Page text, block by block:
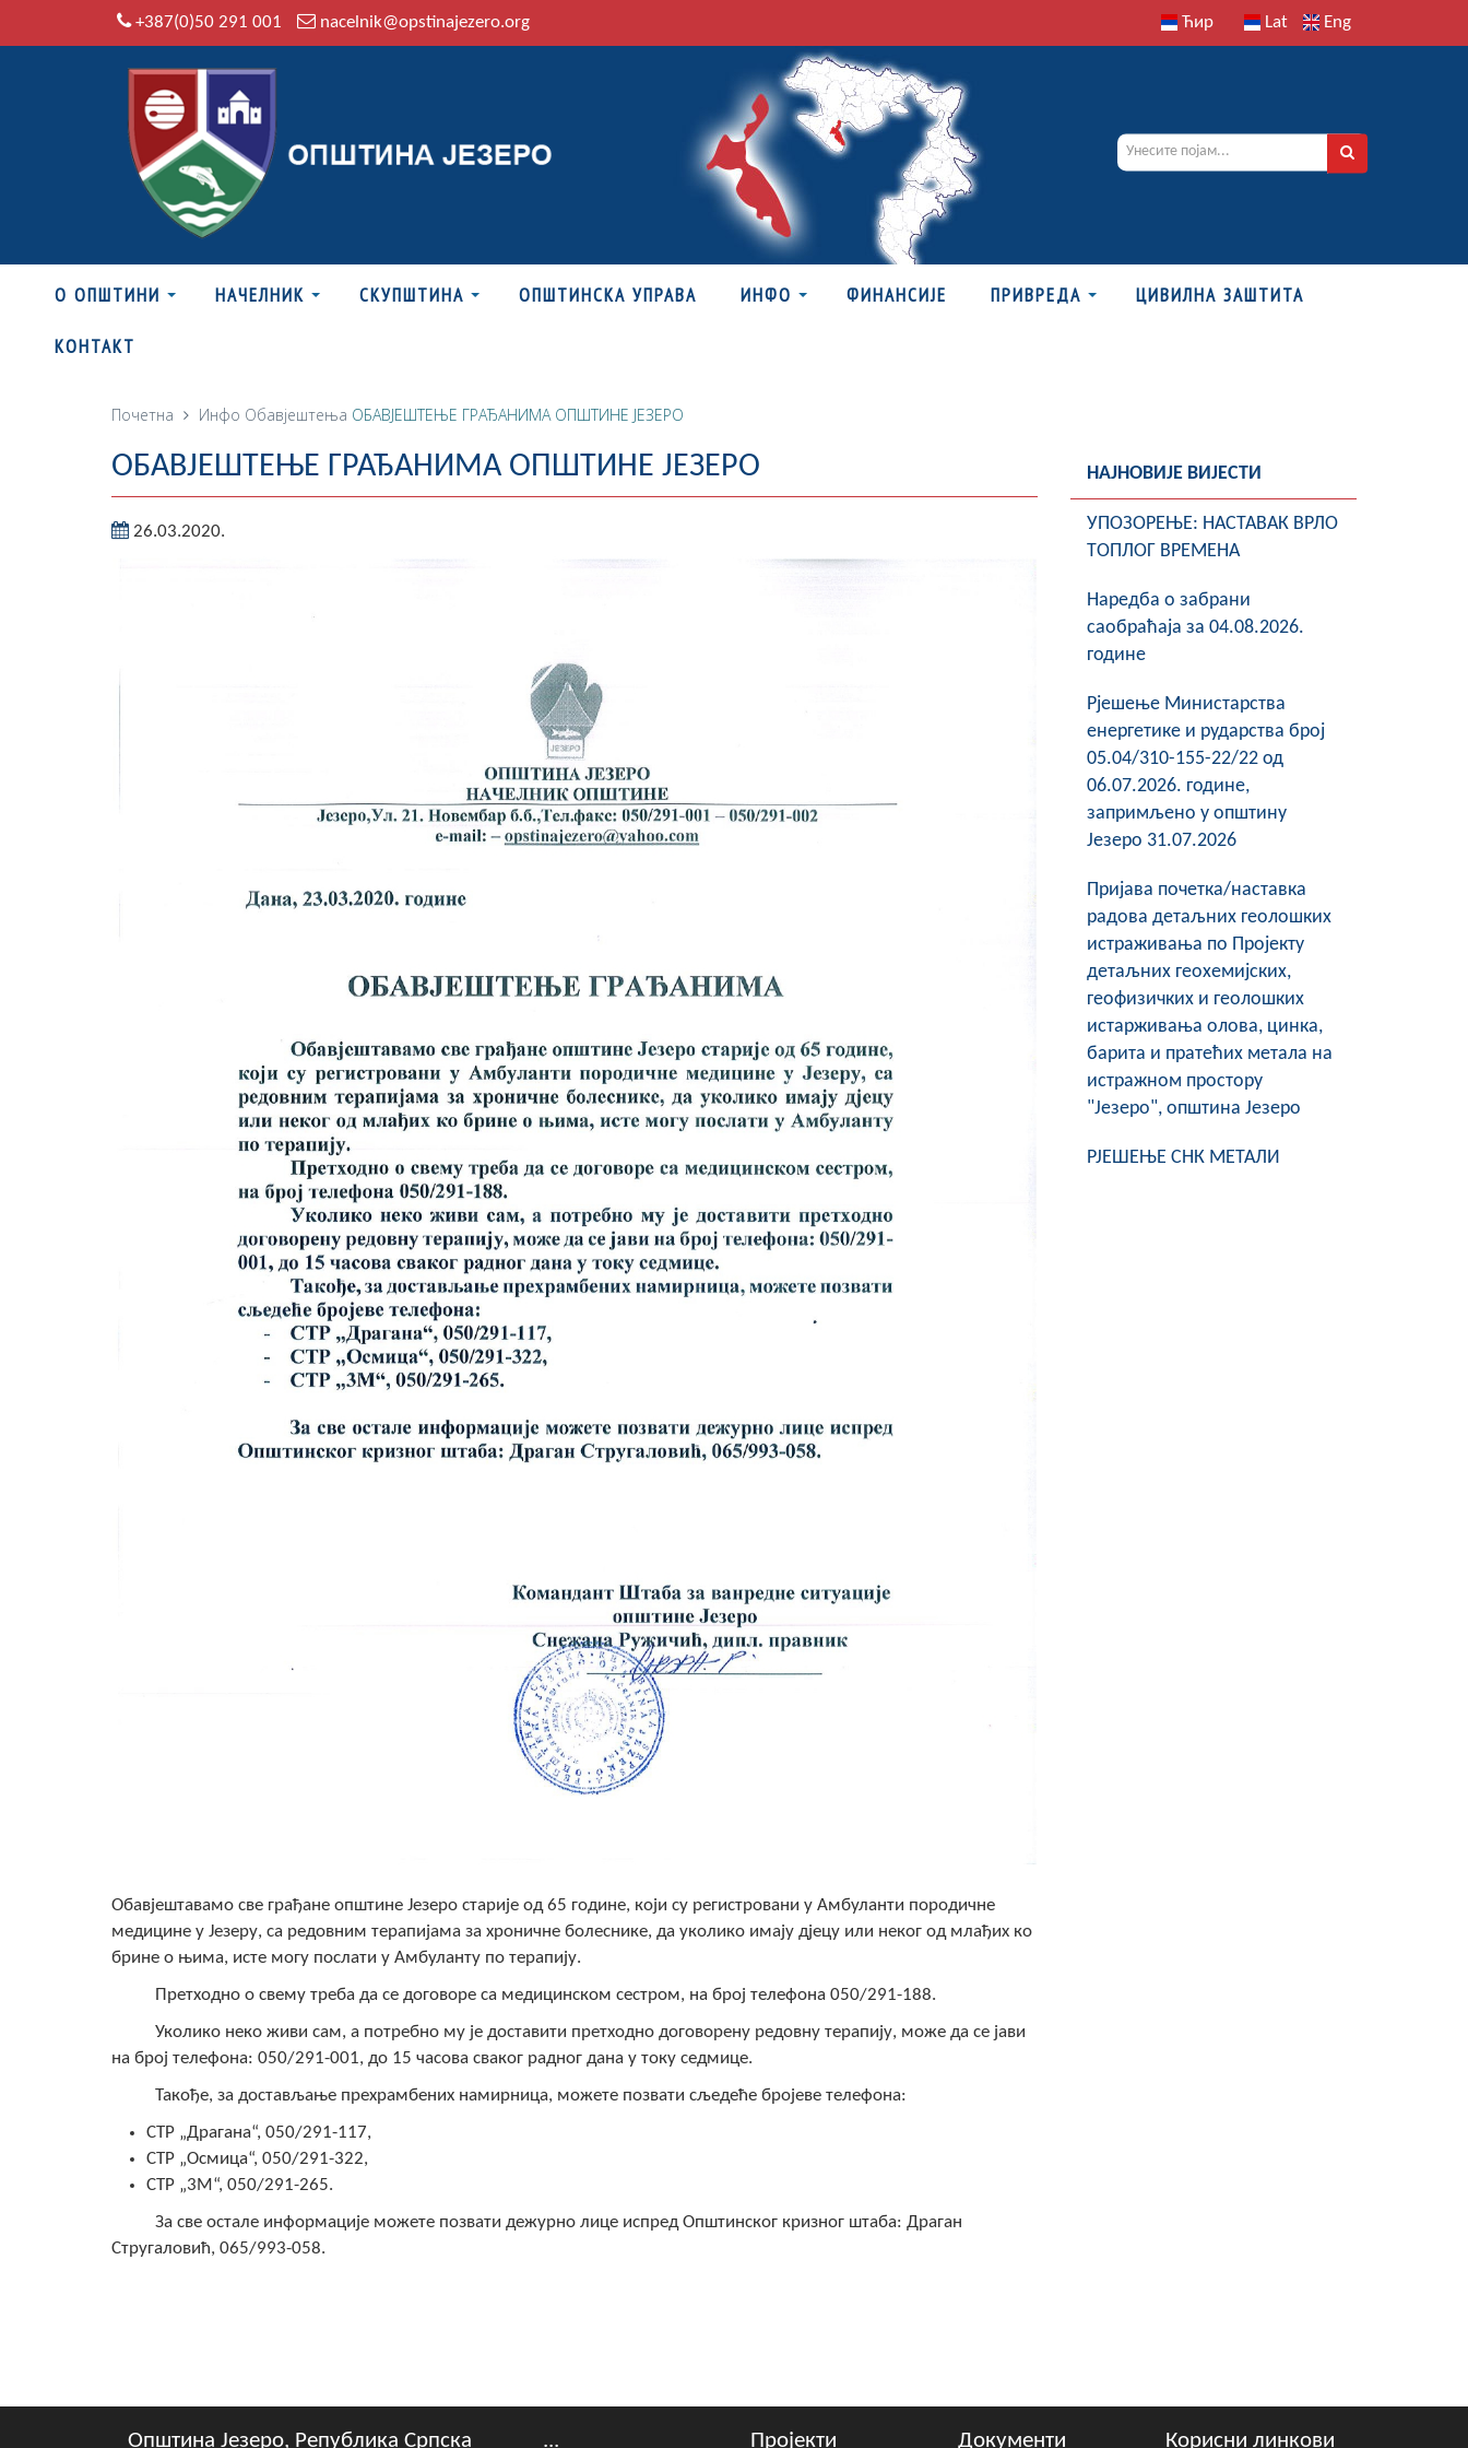
+387(0)50 291 001 nacelnik@opstinajezero.org Ћир Lat Eng
О ОПШТИНИ НАЧЕЛНИК СКУПШТИНА ОПШТИНСКА УПРАВА ИНФО ФИНАНСИЈЕ ПРИВРЕДА ЦИВИЛНА ЗАШТИТА
КОНТАКТ
Почетна Инфо Обавјештења ОБАВЈЕШТЕЊЕ ГРАЂАНИМА ОПШТИНЕ ЈЕЗЕРО
ОБАВЈЕШТЕЊЕ ГРАЂАНИМА ОПШТИНЕ ЈЕЗЕРО
26.03.2020.
Обавјештавамо све грађане општине Језеро старије од 65 године, који су регистровани у Амбуланти породичне
медицине у Језеру, са редовним терапијама за хроничне болеснике, да уколико имају дјецу или неког од млађих ко
брине о њима, исте могу послати у Амбуланту по терапију.
Претходно о свему треба да се договоре са медицинском сестром, на број телефона 050/291-188.
Уколико неко живи сам, а потребно му је доставити претходно договорену редовну терапију, може да се јави
на број телефона: 050/291-001, до 15 часова сваког радног дана у току седмице.
Такође, за достављање прехрамбених намирница, можете позвати сљедеће бројеве телефона:
СТР „Драгана“, 050/291-117,
СТР „Осмица“, 050/291-322,
СТР „3М“, 050/291-265.
За све остале информације можете позвати дежурно лице испред Општинског кризног штаба: Драган
Стругаловић, 065/993-058.
НАЈНОВИЈЕ ВИЈЕСТИ
УПОЗОРЕЊЕ: НАСТАВАК ВРЛО
ТОПЛОГ ВРЕМЕНА
Наредба о забрани
саобраћаја за 04.08.2026.
године
Рјешење Министарства
енергетике и рударства број
05.04/310-155-22/22 од
06.07.2026. године,
запримљено у општину
Језеро 31.07.2026
Пријава почетка/наставка
радова детаљних геолошких
истраживања по Пројекту
детаљних геохемијских,
геофизичких и геолошких
истарживања олова, цинка,
барита и пратећих метала на
истражном простору
"Језеро", општина Језеро
РЈЕШЕЊЕ СНК МЕТАЛИ
Општина Језеро, Република Српска ... Пројекти Документи Корисни линкови